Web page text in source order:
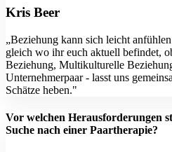
Kris Beer
„Beziehung kann sich leicht
gleich wo ihr euch aktuell befindet,
Beziehung, Multikulturelle
Unternehmerpaar - lasst uns
Schätze heben."
Vor welchen Herausforderungen
Suche nach einer Paartherapie?